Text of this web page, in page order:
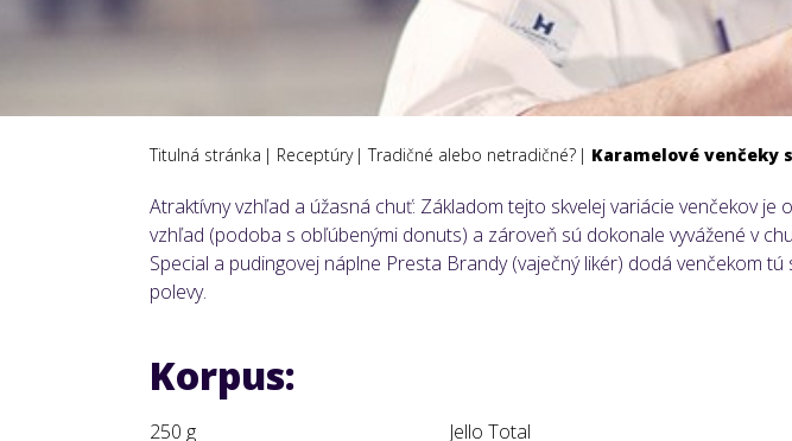
Titulná stránka Receptúry Tradičné alebo netradičné? Karamelové venčeky
Atraktívny vzhľad a úžasná chuť: Základom tejto skvelej variácie venčekov
vzhľad (podoba s obľúbenými donuts) a zároveň sú dokonale vyvážené v
Special a pudingovej náplne Presta Brandy (vaječný likér) dodá venčekom
polevy.
Korpus:
250 g
Jello Total